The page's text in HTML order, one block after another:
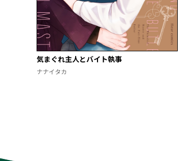
気まぐれ主人とバイト執事
ナナイタカ